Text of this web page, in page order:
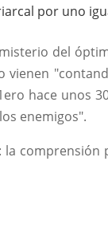
por uno
del
hace unos
enemigos".
comprensión